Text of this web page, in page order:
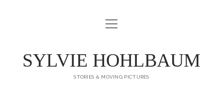
GALLERY
SYLVIE HOHLBAUM
STORIES & MOVING PICTURES